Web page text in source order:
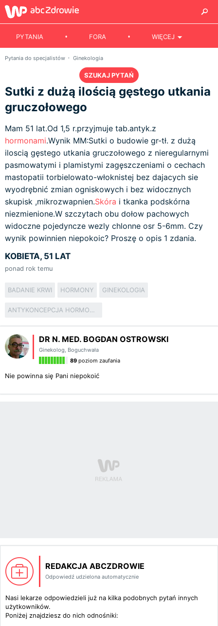
PYTANIA FORA WIĘCEJ
Pytania do specjalistów Ginekologia
SZUKAJ PYTAŃ
Sutki z dużą ilością gęstego utkania
gruczołowego
Mam 51 lat.Od 1,5 r.przyjmuje tab.antyk.z
hormonami.Wynik MM:Sutki o budowie gr-tł. z dużą
iloscią gęstego utkania gruczołowego z nieregularnymi
pasmowatymi i plamistymi zagęszczeniami o cechach
mastopatii torbielowato-włoknistej bez dajacych sie
wyodrębnić zmian ogniskowych i bez widocznych
skupisk ,mikrozwapnien.Skóra i tkanka podskórna
niezmienione.W szczytach obu dołow pachowych
widoczne pojedyncze wezly chlonne osr 5-6mm. Czy
wynik powinnien niepokoic? Proszę o opis 1 zdania.
KOBIETA, 51 LAT
ponad rok temu
BADANIE KRWI HORMONY GINEKOLOGIA
ANTYKONCEPCJA HORMONALNA
DR N. MED. BOGDAN OSTROWSKI
Ginekolog, Boguchwała
89 poziom zaufania
Nie powinna się Pani niepokoić
REDAKCJA ABCZDROWIE
Odpowiedź udzielona automatycznie
Nasi lekarze odpowiedzieli już na kilka podobnych pytań innych
użytkowników.
Poniżej znajdziesz do nich odnośniki: